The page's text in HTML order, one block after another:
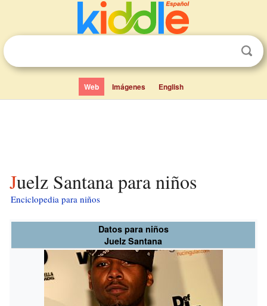
Web Imágenes English
Juelz Santana para niños
Enciclopedia para niños
Datos para niños
Juelz Santana